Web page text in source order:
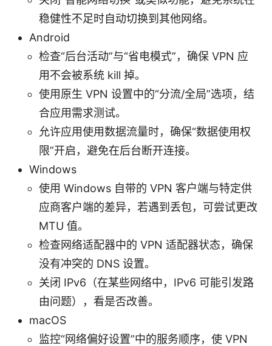
稳健性不足时自动切换到其他网络。
Android
检查“后台活动”与“省电模式”，确保 VPN 应
用不会被系统 kill 掉。
使用原生 VPN 设置中的“分流/全局”选项，结
合应用需求测试。
允许应用使用数据流量时，确保“数据使用权
限”开启，避免在后台断开连接。
Windows
使用 Windows 自带的 VPN 客户端与特定供
应商客户端的差异，若遇到丢包，可尝试更改
MTU 值。
检查网络适配器中的 VPN 适配器状态，确保
没有冲突的 DNS 设置。
关闭 IPv6（在某些网络中，IPv6 可能引发路
由问题），看是否改善。
macOS
监控“网络偏好设置”中的服务顺序，使 VPN